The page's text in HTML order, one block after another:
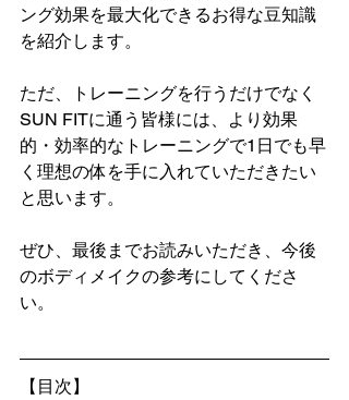
ング効果を最大化できるお得な豆知識
を紹介します。
ただ、トレーニングを行うだけでなく
SUN FITに通う皆様には、より効果
的・効率的なトレーニングで1日でも早
く理想の体を手に入れていただきたい
と思います。
ぜひ、最後までお読みいただき、今後
のボディメイクの参考にしてくださ
い。
【目次】